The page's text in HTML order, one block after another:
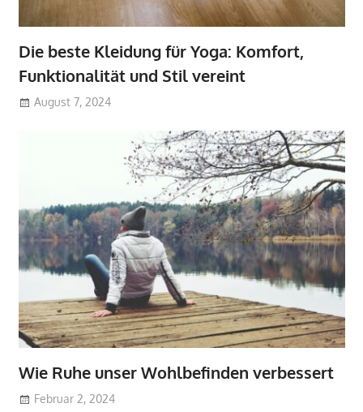
Die beste Kleidung für Yoga: Komfort,
Funktionalität und Stil vereint
August 7, 2024
Wie Ruhe unser Wohlbefinden verbessert
Februar 2, 2024